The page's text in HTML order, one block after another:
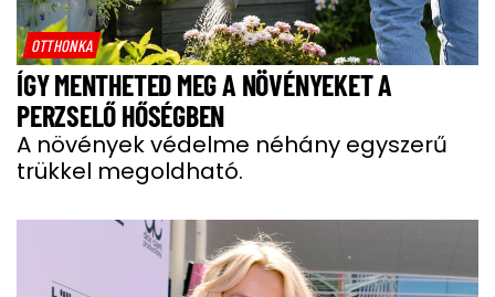
OTTHONKA
ÍGY MENTHETED MEG A NÖVÉNYEKET A
PERZSELŐ HŐSÉGBEN
A növények védelme néhány egyszerű
trükkel megoldható.